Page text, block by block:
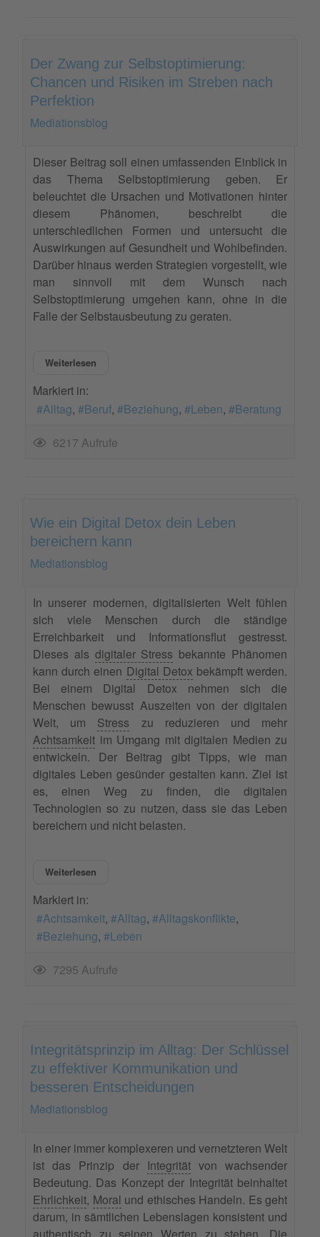
Der Zwang zur Selbstoptimierung:
Chancen und Risiken im Streben nach
Perfektion
Mediationsblog
Dieser Beitrag soll einen umfassenden Einblick in
das Thema Selbstoptimierung geben. Er
beleuchtet die Ursachen und Motivationen hinter
diesem Phänomen, beschreibt die
unterschiedlichen Formen und untersucht die
Auswirkungen auf Gesundheit und Wohlbefinden.
Darüber hinaus werden Strategien vorgestellt, wie
man sinnvoll mit dem Wunsch nach
Selbstoptimierung umgehen kann, ohne in die
Falle der Selbstausbeutung zu geraten.
Weiterlesen
Markiert in:
Alltag
Beruf Beziehung Leben Beratung
6217 Aufrufe
Wie ein Digital Detox dein Leben
bereichern kann
Mediationsblog
In unserer modernen, digitalisierten Welt fühlen
sich viele Menschen durch die ständige
Erreichbarkeit und Informationsflut gestresst.
Dieses als digitaler Stress bekannte Phänomen
kann durch einen Digital Detox bekämpft werden.
Bei einem Digital Detox nehmen sich die
Menschen bewusst Auszeiten von der digitalen
Welt, um Stress zu reduzieren und mehr
Achtsamkeit im Umgang mit digitalen Medien zu
entwickeln. Der Beitrag gibt Tipps, wie man
digitales Leben gesünder gestalten kann. Ziel ist
es, einen Weg zu finden, die digitalen
Technologien so zu nutzen, dass sie das Leben
bereichern und nicht belasten.
Weiterlesen
Markiert in:
Achtsamkeit
Alltag
Alltagskonflikte
Beziehung
Leben
7295 Aufrufe
Integritätsprinzip im Alltag: Der Schlüssel
zu effektiver Kommunikation und
besseren Entscheidungen
Mediationsblog
In einer immer komplexeren und vernetzteren Welt
ist das Prinzip der Integritätvon wachsender
Bedeutung. Das Konzept der Integrität beinhaltet
Ehrlichkeit, Moral und ethisches Handeln. Es geht
darum, in sämtlichen Lebenslagen konsistent und